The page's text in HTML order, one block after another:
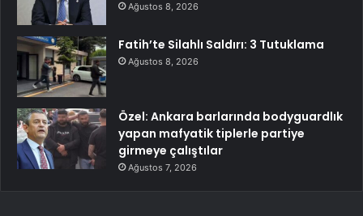
Ağustos 8, 2026
Fatih’te Silahlı Saldırı: 3 Tutuklama
Ağustos 8, 2026
Özel: Ankara barlarında bodyguardlık
yapan mafyatik tiplerle partiye
girmeye çalıştılar
Ağustos 7, 2026